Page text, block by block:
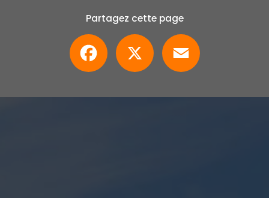
Partagez cette page
Facebook